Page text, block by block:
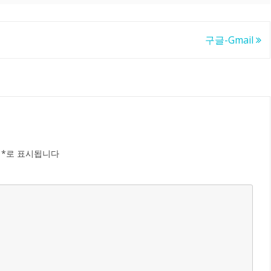
구글-Gmail
*로 표시됩니다